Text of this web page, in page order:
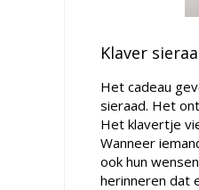
Klaver
Het cadeau
sieraad. Het
Het klavertje
Wanneer
ook hun
herinneren dat